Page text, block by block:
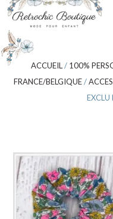
ACCUEIL / 100%
FRANCE/BELGIQUE/
EXCLU